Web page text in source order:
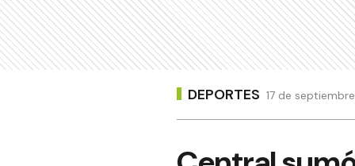
DEPORTES 17 de